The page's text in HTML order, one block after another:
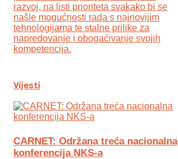
razvoj, na listi prioriteta svakako bi se
našle mogućnosti rada s najnovijim
tehnologijama te stalne prilike za
napredovanje i obogaćivanje svojih
kompetencija.
Vijesti
CARNET: Održana treća nacionalna
konferencija NKS-a